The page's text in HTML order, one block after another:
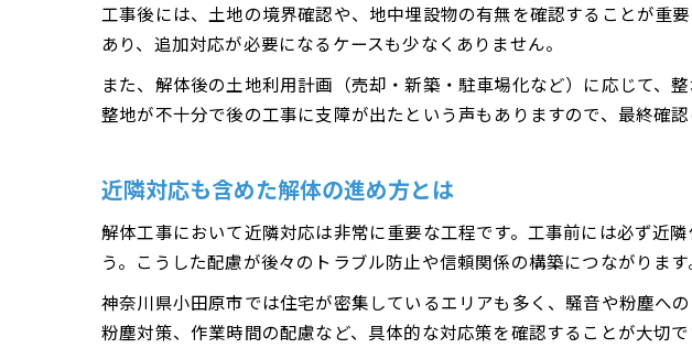
工事後には、土地の境界確認や、地中埋設物の有無を確認することが重
あり、追加対応が必要になるケースも少なくありません。
また、解体後の土地利用計画（売却・新築・駐車場化など）に応じて、
整地が不十分で後の工事に支障が出たという声もありますので、最終確
近隣対応も含めた解体の進め方とは
解体工事において近隣対応は非常に重要な工程です。工事前には必ず近
う。こうした配慮が後々のトラブル防止や信頼関係の構築につながります
神奈川県小田原市では住宅が密集しているエリアも多く、騒音や粉塵へ
粉塵対策、作業時間の配慮など、具体的な対応策を確認することが大切で